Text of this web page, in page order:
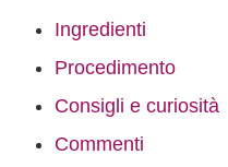
Ingredienti
Procedimento
Consigli e curiosità
Commenti